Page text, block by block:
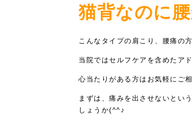
猫背なのに
こんなタイプの肩こり、腰痛の
当院ではセルフケアを含めたア
心当たりがある方はお気軽にご
まずは、痛みを出させないとい
しょうか(^^♪